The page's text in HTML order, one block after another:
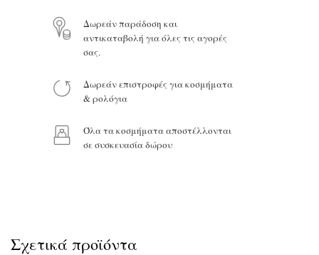
Το μήνυμά σας
Δωρεάν παράδοση και
αντικαταβολή για όλες τις αγορές
σας.
Δωρεάν επιστροφές για κοσμήματα
& ρολόγια
Όλα τα κοσμήματα αποστέλλονται
σε συσκευασία δώρου
Σχετικά προϊόντα